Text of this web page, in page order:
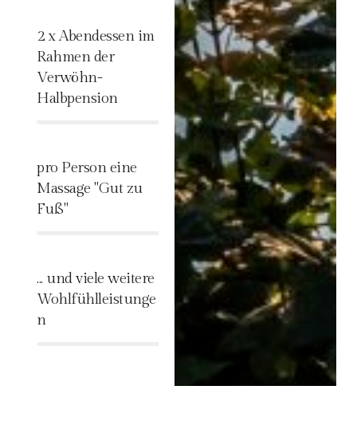
2 x Abendessen im
Rahmen der
Verwöhn-
Halbpension
pro Person eine
Massage "Gut zu
Fuß"
... und viele weitere
Wohlfühlleistunge
n